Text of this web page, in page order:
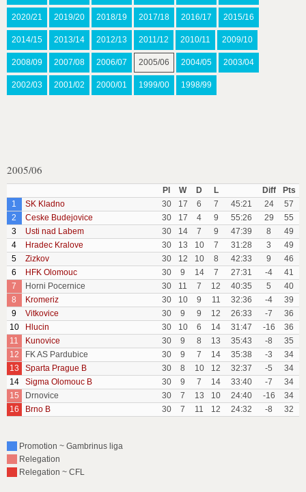
2020/21 2019/20 2018/19 2017/18 2016/17 2015/16
2014/15 2013/14 2012/13 2011/12 2010/11 2009/10
2008/09 2007/08 2006/07 2005/06 2004/05 2003/04
2002/03 2001/02 2000/01 1999/00 1998/99
2005/06
Pl W D L Diff
Pts
1
SK Kladno 30 17 6 7 45:21 24
57
2
Ceske Budejovice 30 17 4 9 55:26 29
55
3
Usti nad Labem 30 14 7 9 47:39 8
49
4
Hradec Kralove 30 13 10 7 31:28 3
49
5
Zizkov 30 12 10 8 42:33 9
46
6
HFK Olomouc 30 9 14 7 27:31 -4
41
7
Horni Pocernice 30 11 7 12 40:35 5
40
8
Kromeriz 30 10 9 11 32:36 -4
39
9
Vitkovice 30 9 9 12 26:33 -7
36
10
Hlucin 30 10 6 14 31:47 -16
36
11
Kunovice 30 9 8 13 35:43 -8
35
12
FK AS Pardubice 30 9 7 14 35:38 -3
34
13
Sparta Prague B 30 8 10 12 32:37 -5
34
14
Sigma Olomouc B 30 9 7 14 33:40 -7
34
15
Drnovice 30 7 13 10 24:40 -16
34
16
Brno B 30 7 11 12 24:32 -8 32
Promotion ~ Gambrinus liga
Relegation
Relegation ~ CFL